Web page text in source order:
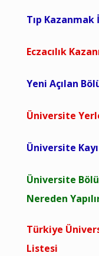
Tıp
Eczacılık
Yeni Açılan
Üniversite
Üniversite
Üniversite
Nereden
Türkiye
Listesi